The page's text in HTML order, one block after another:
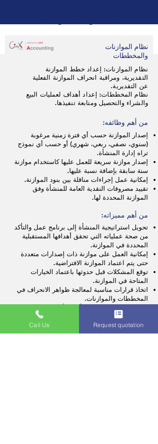
نظام الموازنات
والمخططات
نظام الموازنات: إعداد خطط الموازنة
التقديرية، ومراقبة انحراف الموازنة الفعلية
عن التقديرية.
نظام المخططات: إعداد أهداف لعمليات البيع
والشراء والتحصيل ومتابعة تنفيذها.
من أهم وظائفه:
إصدار الموازنة حسب أي فترة زمنية مرغوبة
(سنوي، نصفي، ربعي، شهري) أو حسب أي نموذج
تراه إدارة المنشأة.
إصدار موازنة سريعة للعمل عليها كاستخدام موازنة
سنة سابقة بإضافة نسبة عليها.
إمكانية عمل إجراءات مناقلة بين بنود الموازنة.
تقييد مصروفات النقدية العامة للمنشأة وفق
الموازنة المحددة لها.
من أهم مميزاته:
تحويل استراتيجية المنشأة إلى برنامج عمل والتأكد
من صحة عملياته التي تحقق أهدافها المستقبلية
المحددة في الموازنة.
إمكانية العمل على موازنة ذات إصدارات متعددة
حتى يتم اعتماد الموازنة الافتراضية.
توقع المشكلات قبل حدوثها باعتماد الخيارات
المتاحة في الموازنة.
اتخاذ قرارات مناسبة لمعالجة ظواهر الانحراف في
المخططات والموازنات.
تصميم مخططات وموازنات وربط النتائج بالحوافز
والخبرات الشخصية.
مقارنة النتائج الفعلية للموازنات، وإجراء المعالجة
Call Us Request quotation